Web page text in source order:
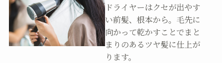
ドライヤーはクセが出やす
い前髪、根本から。毛先に
向かって乾かすことでまと
まりのあるツヤ髪に仕上が
ります。